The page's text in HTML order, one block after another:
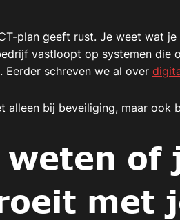
plan geeft rust. Je weet wat
vastloopt op systemen die
Eerder schreven we al over
alleen bij beveiliging, maar ook
of
met